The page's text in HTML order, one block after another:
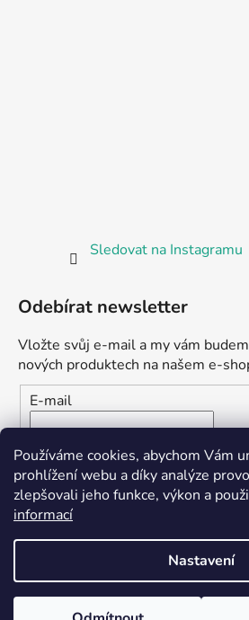
Používáme cookies, abychom Vám
prohlížení webu a díky analýze
zlepšovali jeho funkce, výkon a
informací
Nastavení
Sledovat na Instagramu
Odebírat newsletter
Vložte svůj e-mail a my vám
nových produktech na našem e-
E-mail
Vložením e-mailu souhlasíte s
osobních údajů
PŘIHLÁSIT SE
Vytvořil